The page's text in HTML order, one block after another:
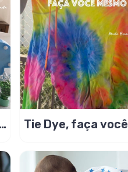
Tie Dye, faça você